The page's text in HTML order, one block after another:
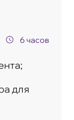
6 часов
для